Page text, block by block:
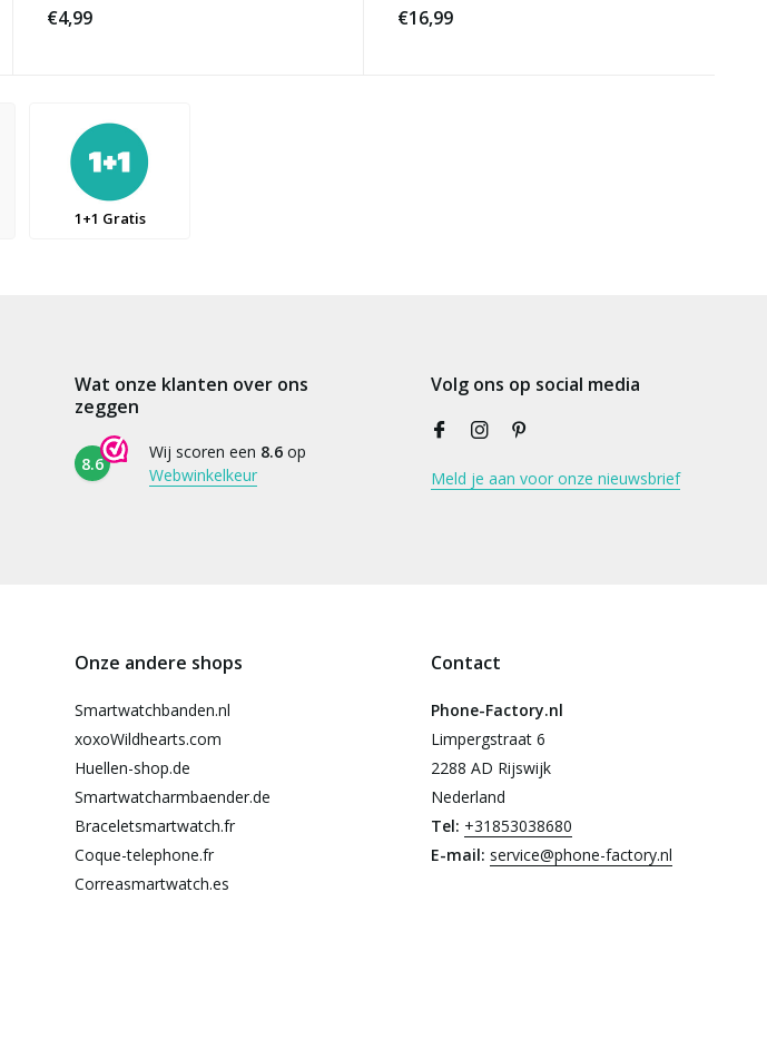
€4,99 €16,99
1+1 Gratis
Wat onze klanten over ons
zeggen
8.6
Wij scoren een 8.6 op
Webwinkelkeur
Volg ons op social media
Meld je aan voor onze nieuwsbrief
Onze andere shops
Smartwatchbanden.nl
xoxoWildhearts.com
Huellen-shop.de
Smartwatcharmbaender.de
Braceletsmartwatch.fr
Coque-telephone.fr
Correasmartwatch.es
Contact
Phone-Factory.nl
Limpergstraat 6
2288 AD Rijswijk
Nederland
Tel: +31853038680
E-mail: service@phone-factory.nl